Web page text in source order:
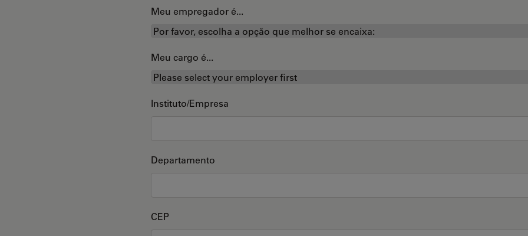
Meu empregador é...
Meu cargo é...
Instituto/Empresa
Departamento
CEP